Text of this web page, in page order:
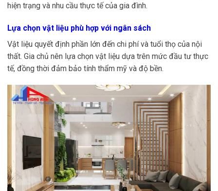
hiện trạng và nhu cầu thực tế của gia đình.
Lựa chọn vật liệu phù hợp với ngân sách
Vật liệu quyết định phần lớn đến chi phí và tuổi thọ của nội
thất. Gia chủ nên lựa chọn vật liệu dựa trên mức đầu tư thực
tế, đồng thời đảm bảo tính thẩm mỹ và độ bền.